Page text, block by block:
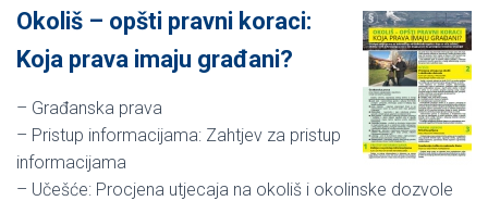
Okoliš – opšti pravni koraci:
Koja prava imaju građani?
– Građanska prava
– Pristup informacijama: Zahtjev za pristup
informacijama
– Učešće: Procjena utjecaja na okoliš i okolinske dozvole